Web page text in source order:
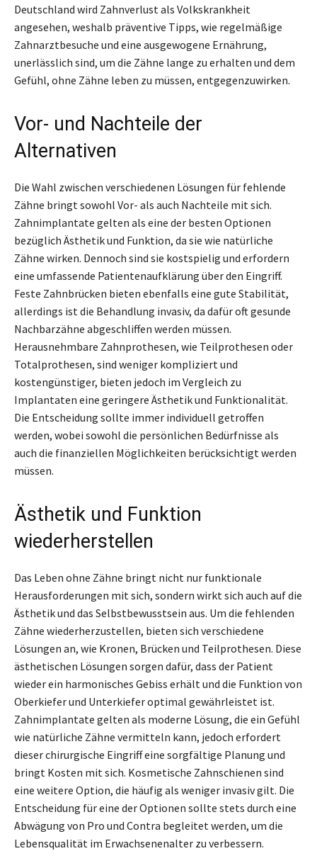
Deutschland wird Zahnverlust als Volkskrankheit
angesehen, weshalb präventive Tipps, wie regelmäßige
Zahnarztbesuche und eine ausgewogene Ernährung,
unerlässlich sind, um die Zähne lange zu erhalten und dem
Gefühl, ohne Zähne leben zu müssen, entgegenzuwirken.
Vor- und Nachteile der
Alternativen
Die Wahl zwischen verschiedenen Lösungen für fehlende
Zähne bringt sowohl Vor- als auch Nachteile mit sich.
Zahnimplantate gelten als eine der besten Optionen
bezüglich Ästhetik und Funktion, da sie wie natürliche
Zähne wirken. Dennoch sind sie kostspielig und erfordern
eine umfassende Patientenaufklärung über den Eingriff.
Feste Zahnbrücken bieten ebenfalls eine gute Stabilität,
allerdings ist die Behandlung invasiv, da dafür oft gesunde
Nachbarzähne abgeschliffen werden müssen.
Herausnehmbare Zahnprothesen, wie Teilprothesen oder
Totalprothesen, sind weniger kompliziert und
kostengünstiger, bieten jedoch im Vergleich zu
Implantaten eine geringere Ästhetik und Funktionalität.
Die Entscheidung sollte immer individuell getroffen
werden, wobei sowohl die persönlichen Bedürfnisse als
auch die finanziellen Möglichkeiten berücksichtigt werden
müssen.
Ästhetik und Funktion
wiederherstellen
Das Leben ohne Zähne bringt nicht nur funktionale
Herausforderungen mit sich, sondern wirkt sich auch auf die
Ästhetik und das Selbstbewusstsein aus. Um die fehlenden
Zähne wiederherzustellen, bieten sich verschiedene
Lösungen an, wie Kronen, Brücken und Teilprothesen. Diese
ästhetischen Lösungen sorgen dafür, dass der Patient
wieder ein harmonisches Gebiss erhält und die Funktion von
Oberkiefer und Unterkiefer optimal gewährleistet ist.
Zahnimplantate gelten als moderne Lösung, die ein Gefühl
wie natürliche Zähne vermitteln kann, jedoch erfordert
dieser chirurgische Eingriff eine sorgfältige Planung und
bringt Kosten mit sich. Kosmetische Zahnschienen sind
eine weitere Option, die häufig als weniger invasiv gilt. Die
Entscheidung für eine der Optionen sollte stets durch eine
Abwägung von Pro und Contra begleitet werden, um die
Lebensqualität im Erwachsenenalter zu verbessern.